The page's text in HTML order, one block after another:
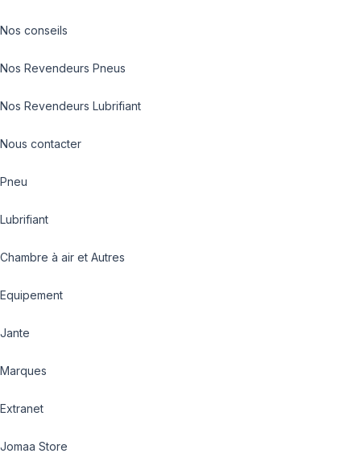
Nos conseils
Nos Revendeurs Pneus
Nos Revendeurs Lubrifiant
Nous contacter
Pneu
Lubrifiant
Chambre à air et Autres
Equipement
Jante
Marques
Extranet
Jomaa Store